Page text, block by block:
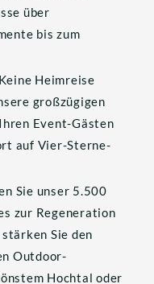
über
bis zum
Keine Heimreise
großzügigen
Event-Gästen
auf Vier-Sterne-
Sie unser 5.500
zur Regeneration
Sie den
Outdoor-
Hochtal oder